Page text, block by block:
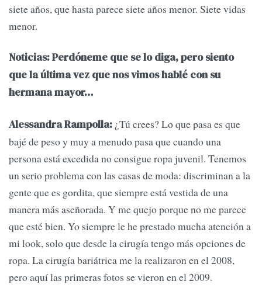
siete años, que hasta parece siete años menor. Siete vidas
menor.
Noticias: Perdóneme que se lo diga, pero siento
que la última vez que nos vimos hablé con su
hermana mayor…
Alessandra Rampolla: ¿Tú crees? Lo que pasa es que
bajé de peso y muy a menudo pasa que cuando una
persona está excedida no consigue ropa juvenil. Tenemos
un serio problema con las casas de moda: discriminan a la
gente que es gordita, que siempre está vestida de una
manera más aseñorada. Y me quejo porque no me parece
que esté bien. Yo siempre le he prestado mucha atención a
mi look, solo que desde la cirugía tengo más opciones de
ropa. La cirugía bariátrica me la realizaron en el 2008,
pero aquí las primeras fotos se vieron en el 2009.